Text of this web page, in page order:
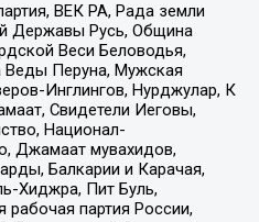
ВЕК РА, Рада земли
Державы Русь, Община
Веси Беловодья,
Перуна, Мужская
Инглингов, Нурджулар, К
Свидетели Иеговы,
Национал-
Джамаат мувахидов,
Балкарии и Карачая,
Хиджра, Пит Буль,
рабочая партия России,